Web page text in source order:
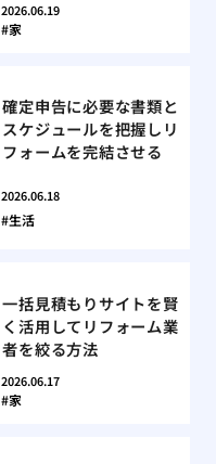
2026.06.19
家
確定申告に必要な書類と
スケジュールを把握しリ
フォームを完結させる
2026.06.18
生活
一括見積もりサイトを賢
く活用してリフォーム業
者を絞る方法
2026.06.17
家